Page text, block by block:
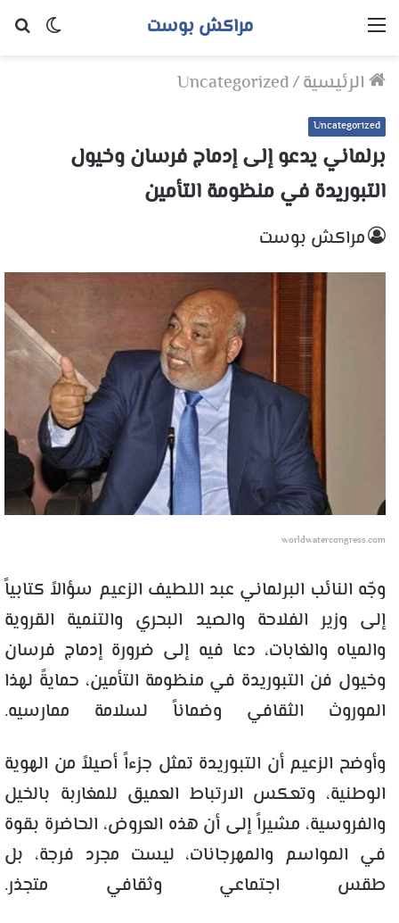
الوضع
مراكش بوست القائمة
الرئيسية/
Uncategorized
Uncategorized
برلماني يدعو إلى إدماج فرسان وخيول
التبوريدة في منظومة التأمين
مراكش بوست
worldwatercongress.com
وجّه النائب البرلماني عبد اللطيف الزعيم سؤالاً كتابياً
إلى وزير الفلاحة والصيد البحري والتنمية القروية
والمياه والغابات، دعا فيه إلى ضرورة إدماج فرسان
وخيول فن التبوريدة في منظومة التأمين، حمايةً لهذا
الموروث الثقافي وضماناً لسلامة ممارسيه.
وأوضح الزعيم أن التبوريدة تمثل جزءاً أصيلاً من الهوية
الوطنية، وتعكس الارتباط العميق للمغاربة بالخيل
والفروسية، مشيراً إلى أن هذه العروض، الحاضرة بقوة
في المواسم والمهرجانات، ليست مجرد فرجة، بل
طقس اجتماعي وثقافي متجذر.